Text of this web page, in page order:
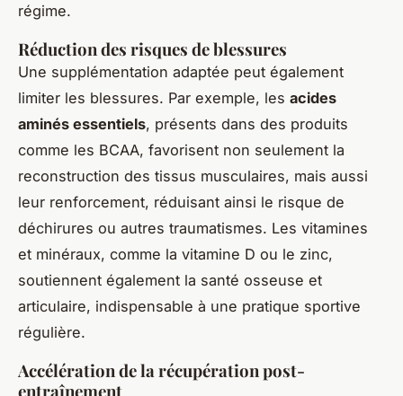
régime.
Réduction des risques de blessures
Une supplémentation adaptée peut également
limiter les blessures. Par exemple, les acides
aminés essentiels, présents dans des produits
comme les BCAA, favorisent non seulement la
reconstruction des tissus musculaires, mais aussi
leur renforcement, réduisant ainsi le risque de
déchirures ou autres traumatismes. Les vitamines
et minéraux, comme la vitamine D ou le zinc,
soutiennent également la santé osseuse et
articulaire, indispensable à une pratique sportive
régulière.
Accélération de la récupération post-
entraînement